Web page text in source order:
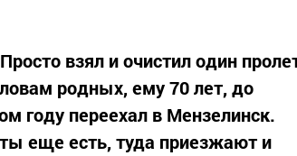
взял и очистил один
родных, ему 70 лет, до
году переехал в Мензелинск.
еще есть, туда приезжают и